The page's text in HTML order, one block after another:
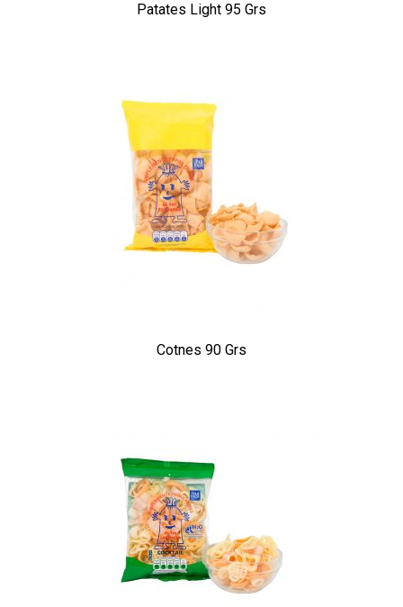
Patates Light 95 Grs
Cotnes 90 Grs